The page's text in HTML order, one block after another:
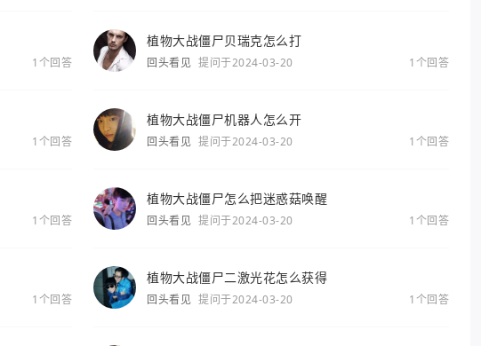
1个回答
植物大战僵尸贝瑞克怎么打
回头看见 提问于2024-03-20 1个回答
1个回答
植物大战僵尸机器人怎么开
回头看见 提问于2024-03-20 1个回答
1个回答
植物大战僵尸怎么把迷惑菇唤醒
回头看见 提问于2024-03-20 1个回答
1个回答
植物大战僵尸二激光花怎么获得
回头看见 提问于2024-03-20 1个回答